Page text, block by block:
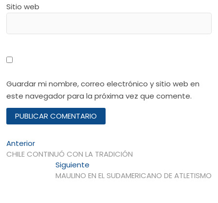
Sitio web
Guardar mi nombre, correo electrónico y sitio web en
este navegador para la próxima vez que comente.
Navegación
de
entradas
AnteriorEntrada
anterior:
CHILE CONTINUÓ CON LA TRADICIÓN
SiguienteEntrada
siguiente:
MAULINO EN EL SUDAMERICANO DE ATLETISMO